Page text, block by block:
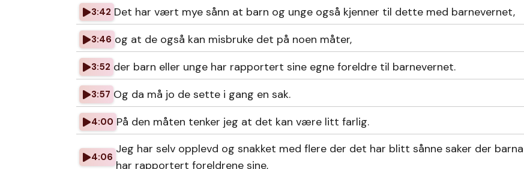
3:42 Det har vært mye sånn at barn og unge også kjenner til dette med barnevernet,
3:46 og at de også kan misbruke det på noen måter,
3:52 der barn eller unge har rapportert sine egne foreldre til barnevernet.
3:57 Og da må jo de sette i gang en sak.
4:00 På den måten tenker jeg at det kan være litt farlig.
4:06
Jeg har selv opplevd og snakket med flere der det har blitt sånne saker der barna
har rapportert foreldrene sine,